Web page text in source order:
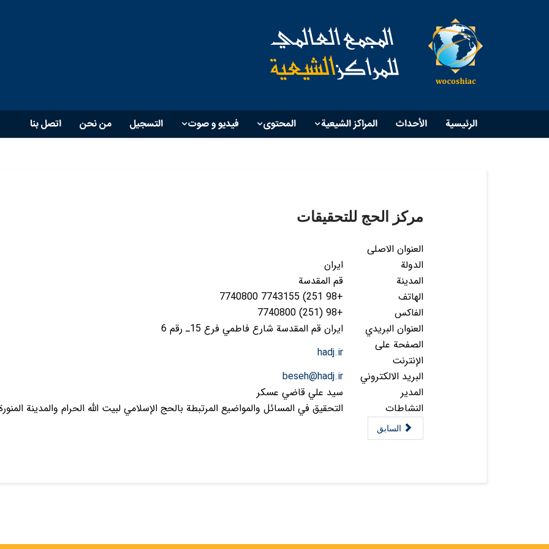
الرئيسية الأحداث المراكز الشيعية المحتوی فیدیو و صوت التسجيل من نحن اتصل بنا
مركز الحج للتحقيقات
العنوان الاصلی
الدولة
ايران
المدينة
قم المقدسة
الهاتف
+98 251) 7743155 7740800
الفاكس
+98 (251) 7740800
العنوان البريدي
ايران قم المقدسة شارع فاطمي فرع 15ـ رقم 6
الصفحة على
الإنترنت
hadj.ir
البريد الالكتروني
beseh@hadj.ir
المدير
سيد علي قاضي عسكر
النشاطات
التحقيق في المسائل والمواضيع المرتبطة بالحج الإسلامي لبيت الله الحرام والمدينة
السابق